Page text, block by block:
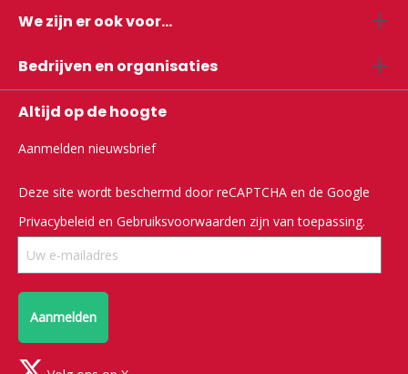
We zijn er ook voor...
Bedrijven en organisaties
Altijd op de hoogte
Aanmelden nieuwsbrief
Deze site wordt beschermd door reCAPTCHA en de Google
Privacybeleid en Gebruiksvoorwaarden zijn van toepassing.
Aanmelden